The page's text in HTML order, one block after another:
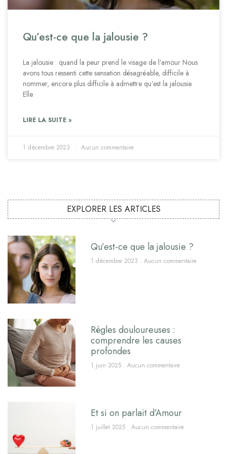
Qu’est-ce que la jalousie ?
La jalousie : quand la peur prend le visage de l’amour Nous
avons tous ressenti cette sensation désagréable, difficile à
nommer, encore plus difficile à admettre qu’est la jalousie.
Elle
LIRE LA SUITE »
1 décembre 2023 Aucun commentaire
EXPLORER LES ARTICLES
Qu’est-ce que la jalousie ?
1 décembre 2023 Aucun commentaire
Règles douloureuses :
comprendre les causes
profondes
1 juin 2025 Aucun commentaire
Et si on parlait d’Amour
1 juillet 2025 Aucun commentaire